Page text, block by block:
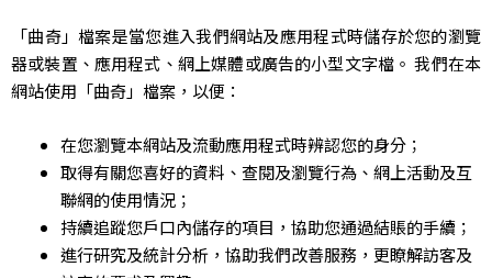
「曲奇」檔案是當您進入我們網站及應用程式時儲存於您的瀏覽
器或裝置、應用程式、網上媒體或廣告的小型文字檔。 我們在本
網站使用「曲奇」檔案，以便：
在您瀏覽本網站及流動應用程式時辨認您的身分；
取得有關您喜好的資料、查閱及瀏覽行為、網上活動及互
聯網的使用情況；
持續追蹤您戶口內儲存的項目，協助您通過結賬的手續；
進行研究及統計分析，協助我們改善服務，更瞭解訪客及